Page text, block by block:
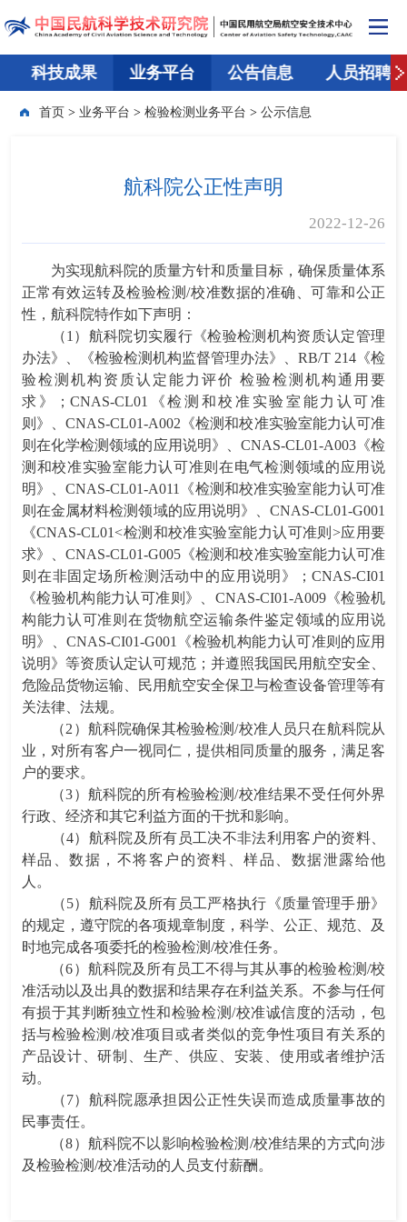
科技成果 业务平台 公告信息 人员招聘
首页> 业务平台 > 检验检测业务平台 > 公示信息
航科院公正性声明
2022-12-26
为实现航科院的质量方针和质量目标，确保质量体系
正常有效运转及检验检测/校准数据的准确、可靠和公正
性，航科院特作如下声明：
（1）航科院切实履行《检验检测机构资质认定管理
办法》、《检验检测机构监督管理办法》、RB/T 214《检
验检测机构资质认定能力评价 检验检测机构通用要
求》；CNAS-CL01《检测和校准实验室能力认可准
则》、CNAS-CL01-A002《检测和校准实验室能力认可准
则在化学检测领域的应用说明》、CNAS-CL01-A003《检
测和校准实验室能力认可准则在电气检测领域的应用说
明》、CNAS-CL01-A011《检测和校准实验室能力认可准
则在金属材料检测领域的应用说明》、CNAS-CL01-G001
《CNAS-CL01<检测和校准实验室能力认可准则>应用要
求》、CNAS-CL01-G005《检测和校准实验室能力认可准
则在非固定场所检测活动中的应用说明》；CNAS-CI01
《检验机构能力认可准则》、CNAS-CI01-A009《检验机
构能力认可准则在货物航空运输条件鉴定领域的应用说
明》、CNAS-CI01-G001《检验机构能力认可准则的应用
说明》等资质认定认可规范；并遵照我国民用航空安全、
危险品货物运输、民用航空安全保卫与检查设备管理等有
关法律、法规。
（2）航科院确保其检验检测/校准人员只在航科院从
业，对所有客户一视同仁，提供相同质量的服务，满足客
户的要求。
（3）航科院的所有检验检测/校准结果不受任何外界
行政、经济和其它利益方面的干扰和影响。
（4）航科院及所有员工决不非法利用客户的资料、
样品、数据，不将客户的资料、样品、数据泄露给他
人。
（5）航科院及所有员工严格执行《质量管理手册》
的规定，遵守院的各项规章制度，科学、公正、规范、及
时地完成各项委托的检验检测/校准任务。
（6）航科院及所有员工不得与其从事的检验检测/校
准活动以及出具的数据和结果存在利益关系。不参与任何
有损于其判断独立性和检验检测/校准诚信度的活动，包
括与检验检测/校准项目或者类似的竞争性项目有关系的
产品设计、研制、生产、供应、安装、使用或者维护活
动。
（7）航科院愿承担因公正性失误而造成质量事故的
民事责任。
（8）航科院不以影响检验检测/校准结果的方式向涉
及检验检测/校准活动的人员支付薪酬。